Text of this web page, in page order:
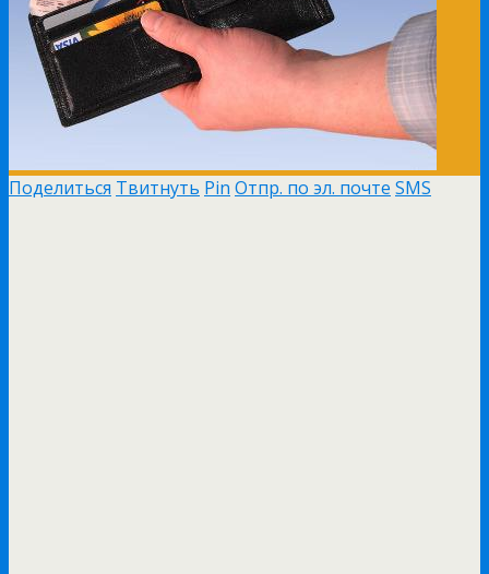
Поделиться Твитнуть Pin Отпр. по эл. почте SMS